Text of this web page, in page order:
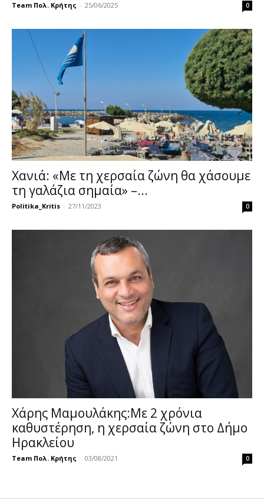
Team Πολ. Κρήτης - 25/06/2025 0
Χανιά: «Με τη χερσαία ζώνη θα χάσουμε
τη γαλάζια σημαία» –...
Politika_Kritis - 27/11/2023 0
Χάρης Μαμουλάκης:Με 2 χρόνια
καθυστέρηση, η χερσαία ζώνη στο Δήμο
Ηρακλείου
Team Πολ. Κρήτης - 03/08/2021 0